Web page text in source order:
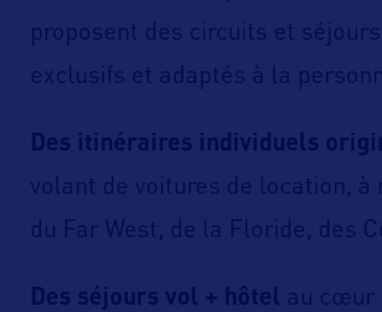
proposent des circuits et
exclusifs et adaptés à la
Des itinéraires individuels
volant de voitures de location,
du Far West, de la Floride, des
Des séjours vol + hôtel au cœur